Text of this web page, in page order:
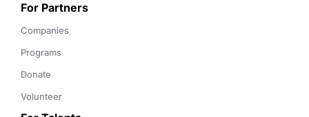
For Partners
Companies
Programs
Donate
Volunteer